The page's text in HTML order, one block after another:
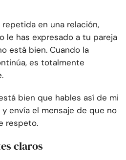
en una relación,
le has expresado a tu pareja
está bien. Cuando la
es totalmente
bien que hables así de mi
envía el mensaje de que no
respeto.
claros